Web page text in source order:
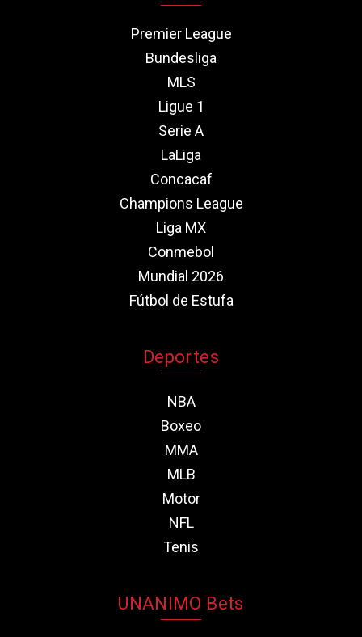
Premier League
Bundesliga
MLS
Ligue 1
Serie A
LaLiga
Concacaf
Champions League
Liga MX
Conmebol
Mundial 2026
Fútbol de Estufa
Deportes
NBA
Boxeo
MMA
MLB
Motor
NFL
Tenis
UNANIMO Bets